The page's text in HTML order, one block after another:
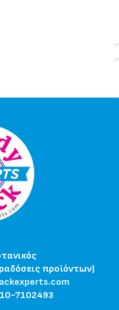
προϊόντων)
7102493